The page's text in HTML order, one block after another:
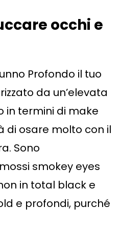
occhi e
Profondo il tuo
da un’elevata
in termini di make
di osare molto con il
Sono
smokey eyes
in total black e
e profondi, purché